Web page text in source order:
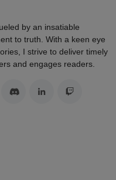
by an insatiable
to truth. With a keen eye
I strive to deliver timely
and engages readers.